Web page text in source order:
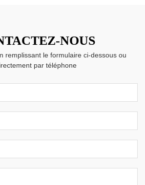
NOUS
remplissant le formulaire ci-dessous ou
par téléphone